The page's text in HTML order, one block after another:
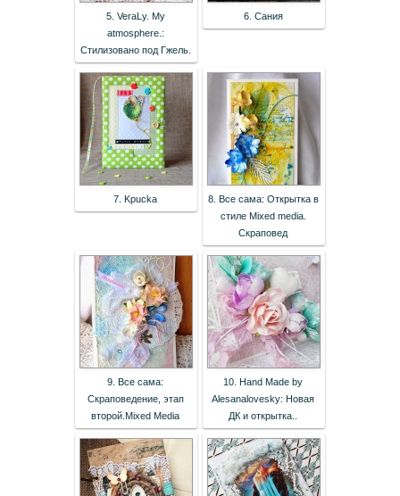
5. VeraLy. My
atmosphere.:
Стилизовано под Гжель.
6. Сания
7. Kpucka
8. Все сама: Открытка в
стиле Mixed media.
Скраповед
9. Все сама:
Скраповедение, этап
второй.Mixed Media
10. Hand Made by
Alesanalovesky: Новая
ДК и открытка..